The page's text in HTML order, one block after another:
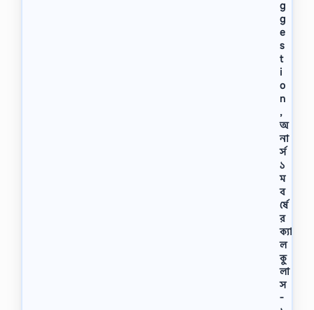
g
g
e
s
t
i
o
n
,
অ
না
র্স
১
ম
ব
র্ষে
র
ক্যা
ল
কু
লা
স
-